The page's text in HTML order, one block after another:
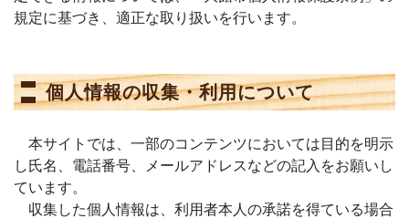
規定に基づき、適正な取り扱いを行います。
個人情報の収集・利用について
本サイトでは、一部のコンテンツにおいては目的を明示
し氏名、電話番号、メールアドレスなどの記入をお願いし
ています。
収集した個人情報は、利用者本人の承諾を得ている場合